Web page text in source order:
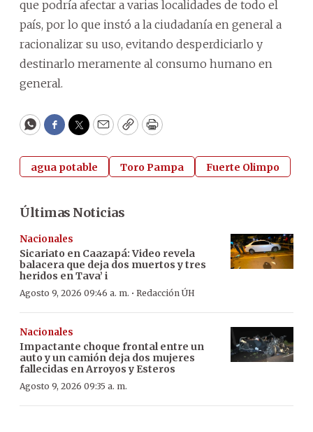
que podría afectar a varias localidades de todo el
país, por lo que instó a la ciudadanía en general a
racionalizar su uso, evitando desperdiciarlo y
destinarlo meramente al consumo humano en
general.
WhatsApp
Facebook
Twitter
EmailCopyPrint
agua potable Toro Pampa Fuerte Olimpo
Últimas Noticias
Nacionales
Sicariato en Caazapá: Video revela
balacera que deja dos muertos y tres
heridos en Tava’ i
Agosto 9, 2026 09:46 a. m. · Redacción ÚH
Nacionales
Impactante choque frontal entre un
auto y un camión deja dos mujeres
fallecidas en Arroyos y Esteros
Agosto 9, 2026 09:35 a. m.